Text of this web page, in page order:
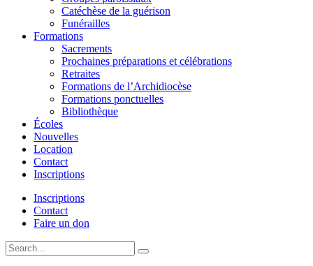
Catéchèse de la guérison
Funérailles
Formations
Sacrements
Prochaines préparations et célébrations
Retraites
Formations de l’Archidiocèse
Formations ponctuelles
Bibliothèque
Écoles
Nouvelles
Location
Contact
Inscriptions
Inscriptions
Contact
Faire un don